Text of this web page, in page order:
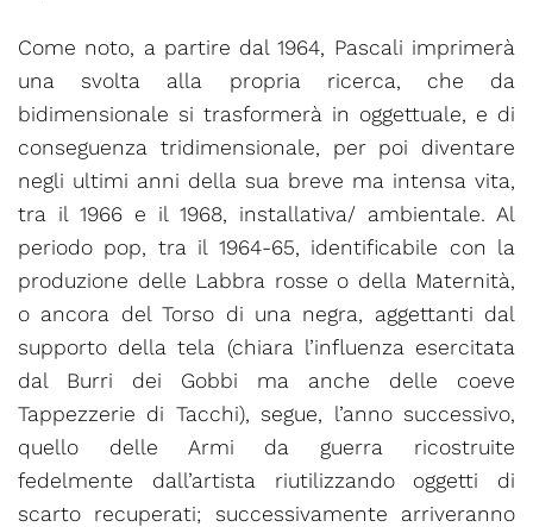
Come noto, a partire dal 1964, Pascali imprimerà
una svolta alla propria ricerca, che da
bidimensionale si trasformerà in oggettuale, e di
conseguenza tridimensionale, per poi diventare
negli ultimi anni della sua breve ma intensa vita,
tra il 1966 e il 1968, installativa/ ambientale. Al
periodo pop, tra il 1964-65, identificabile con la
produzione delle Labbra rosse o della Maternità,
o ancora del Torso di una negra, aggettanti dal
supporto della tela (chiara l’influenza esercitata
dal Burri dei Gobbi ma anche delle coeve
Tappezzerie di Tacchi), segue, l’anno successivo,
quello delle Armi da guerra ricostruite
fedelmente dall’artista riutilizzando oggetti di
scarto recuperati; successivamente arriveranno